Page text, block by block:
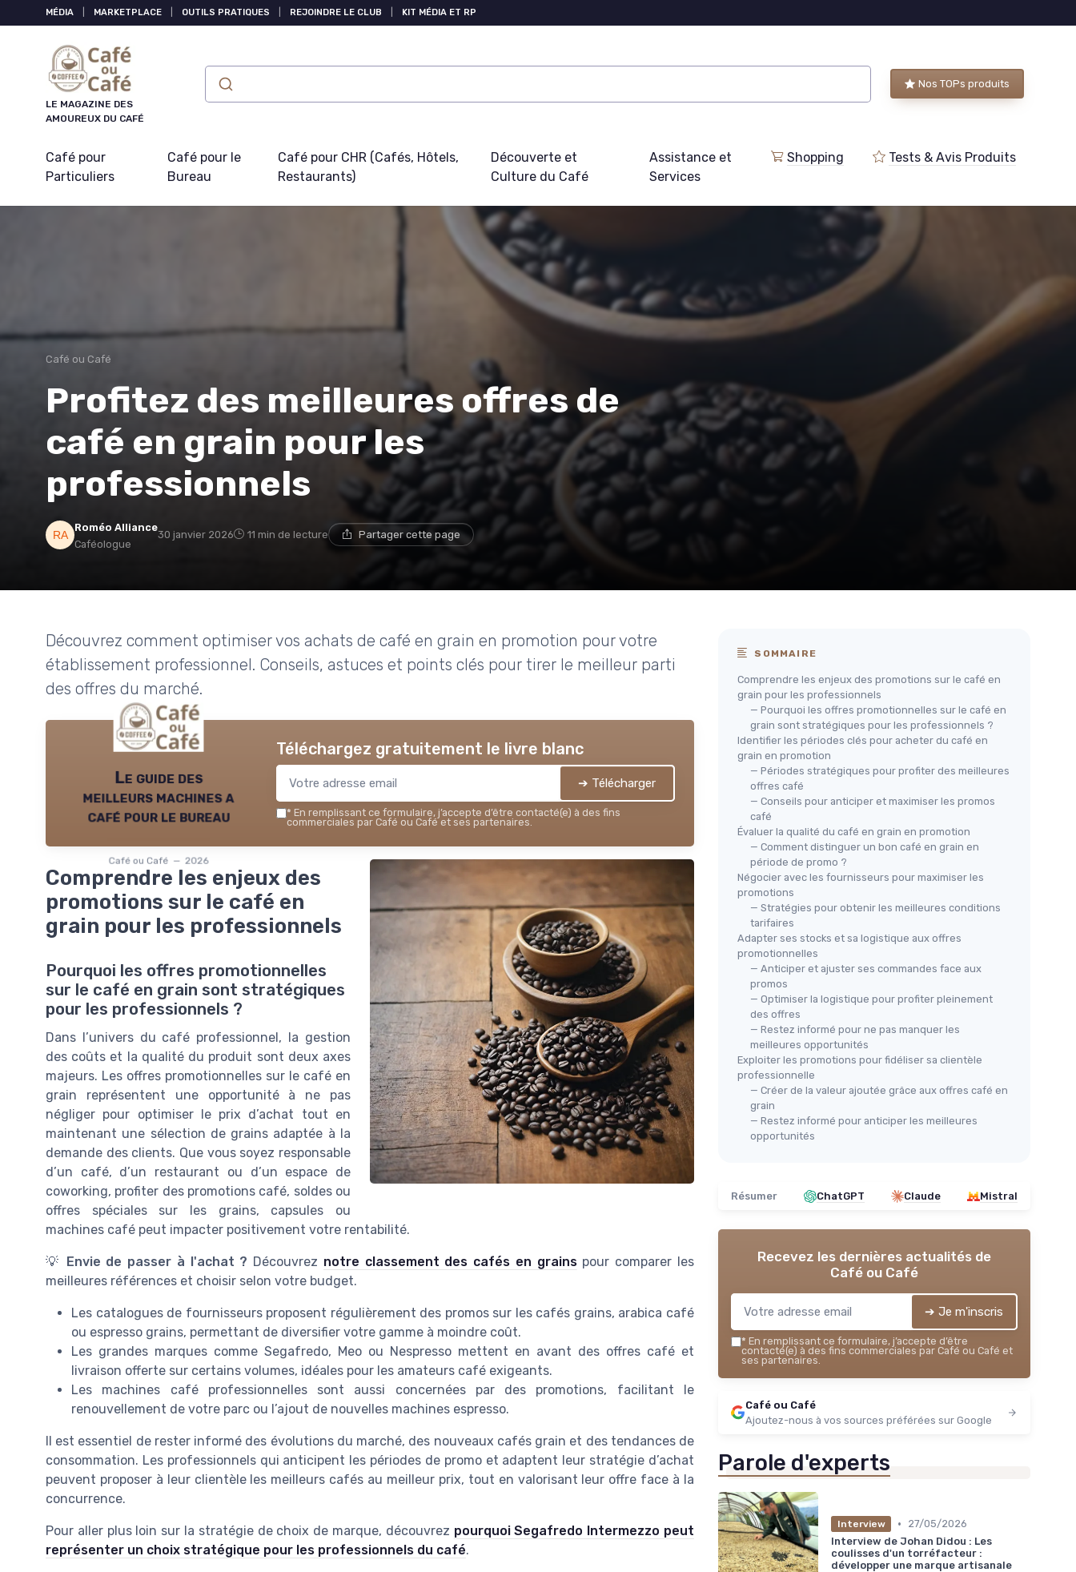
MÉDIA MARKETPLACE OUTILS PRATIQUES REJOINDRE LE CLUB KIT MÉDIA ET RP
LE MAGAZINE DES
AMOUREUX DU CAFÉ
Nos TOPs produits
Café pour
Particuliers
Café pour le
Bureau
Café pour CHR (Cafés, Hôtels,
Restaurants)
Découverte et
Culture du Café
Assistance et
Services
Shopping Tests & Avis Produits
Café ou Café
Profitez des meilleures offres de
café en grain pour les
professionnels
Roméo Alliance
Caféologue
30 janvier 2026 11 min de lecture Partager cette page
Découvrez comment optimiser vos achats de café en grain en promotion pour votre
établissement professionnel. Conseils, astuces et points clés pour tirer le meilleur parti
des offres du marché.
Le guide des
meilleurs machines a
café pour le bureau
Café ou Café — 2026
Téléchargez gratuitement le livre blanc
➔ Télécharger
* En remplissant ce formulaire, j’accepte d’être contacté(e) à des fins
commerciales par Café ou Café et ses partenaires.
Comprendre les enjeux des
promotions sur le café en
grain pour les professionnels
Pourquoi les offres promotionnelles
sur le café en grain sont stratégiques
pour les professionnels ?
Dans l’univers du café professionnel, la gestion
des coûts et la qualité du produit sont deux axes
majeurs. Les offres promotionnelles sur le café en
grain représentent une opportunité à ne pas
négliger pour optimiser le prix d’achat tout en
maintenant une sélection de grains adaptée à la
demande des clients. Que vous soyez responsable
d’un café, d’un restaurant ou d’un espace de
coworking, profiter des promotions café, soldes ou
offres spéciales sur les grains, capsules ou
machines café peut impacter positivement votre rentabilité.
💡 Envie de passer à l'achat ? Découvrez notre classement des cafés en grainspour comparer les
meilleures références et choisir selon votre budget.
Les catalogues de fournisseurs proposent régulièrement des promos sur les cafés grains, arabica café
ou espresso grains, permettant de diversifier votre gamme à moindre coût.
Les grandes marques comme Segafredo, Meo ou Nespresso mettent en avant des offres café et
livraison offerte sur certains volumes, idéales pour les amateurs café exigeants.
Les machines café professionnelles sont aussi concernées par des promotions, facilitant le
renouvellement de votre parc ou l’ajout de nouvelles machines espresso.
Il est essentiel de rester informé des évolutions du marché, des nouveaux cafés grain et des tendances de
consommation. Les professionnels qui anticipent les périodes de promo et adaptent leur stratégie d’achat
peuvent proposer à leur clientèle les meilleurs cafés au meilleur prix, tout en valorisant leur offre face à la
concurrence.
Pour aller plus loin sur la stratégie de choix de marque, découvrez pourquoi Segafredo Intermezzo peut
représenter un choix stratégique pour les professionnels du café.
SOMMAIRE
Comprendre les enjeux des promotions sur le café en
grain pour les professionnels
— Pourquoi les offres promotionnelles sur le café en
grain sont stratégiques pour les professionnels ?
Identifier les périodes clés pour acheter du café en
grain en promotion
— Périodes stratégiques pour profiter des meilleures
offres café
— Conseils pour anticiper et maximiser les promos
café
Évaluer la qualité du café en grain en promotion
— Comment distinguer un bon café en grain en
période de promo ?
Négocier avec les fournisseurs pour maximiser les
promotions
— Stratégies pour obtenir les meilleures conditions
tarifaires
Adapter ses stocks et sa logistique aux offres
promotionnelles
— Anticiper et ajuster ses commandes face aux
promos
— Optimiser la logistique pour profiter pleinement
des offres
— Restez informé pour ne pas manquer les
meilleures opportunités
Exploiter les promotions pour fidéliser sa clientèle
professionnelle
— Créer de la valeur ajoutée grâce aux offres café en
grain
— Restez informé pour anticiper les meilleures
opportunités
Résumer ChatGPT Claude Mistral
Recevez les dernières actualités de
Café ou Café
➔ Je m'inscris
* En remplissant ce formulaire, j’accepte d’être
contacté(e) à des fins commerciales par Café ou Café et
ses partenaires.
Café ou Café
Ajoutez-nous à vos sources préférées sur Google
Parole d'experts
Interview •
27/05/2026
Interview de Johan Didou : Les
coulisses d'un torréfacteur :
développer une marque artisanale
Panneau de gestion des cookies